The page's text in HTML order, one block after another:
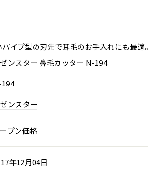
イプ型の刃先で耳毛のお手入れにも最適。
ンスター 鼻毛カッター N-194
ンスター
プン価格
年12月04日